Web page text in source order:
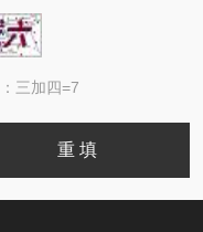
三加四=7